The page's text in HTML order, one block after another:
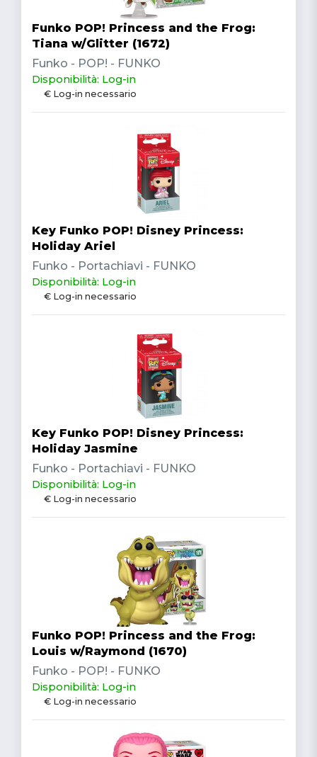
Funko POP! Princess and the Frog:
Tiana w/Glitter (1672)
Funko - POP! - FUNKO
Disponibilità: Log-in
€ Log-in necessario
Key Funko POP! Disney Princess:
Holiday Ariel
Funko - Portachiavi - FUNKO
Disponibilità: Log-in
€ Log-in necessario
Key Funko POP! Disney Princess:
Holiday Jasmine
Funko - Portachiavi - FUNKO
Disponibilità: Log-in
€ Log-in necessario
Funko POP! Princess and the Frog:
Louis w/Raymond (1670)
Funko - POP! - FUNKO
Disponibilità: Log-in
€ Log-in necessario